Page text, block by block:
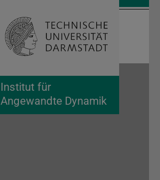
Institut für
Angewandte Dynamik
Suche öffnen